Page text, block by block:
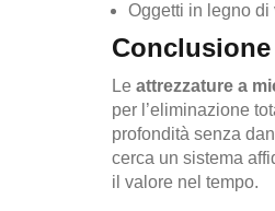
Oggetti in legno di
Conclusione
Le attrezzature a
per l’eliminazione
profondità senza
cerca un sistema
il valore nel tempo.